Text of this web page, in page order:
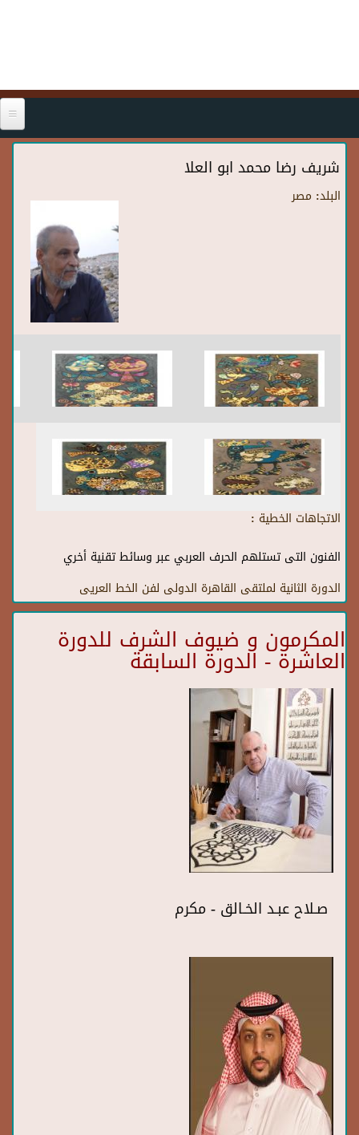
شريف رضا محمد ابو العلا
البلد: مصر
الاتجاهات الخطية :
الفنون التى تستلهم الحرف العربي عبر وسائط تقنية أخري
الدورة الثانية لملتقى القاهرة الدولى لفن الخط العريى
المكرمون و ضيوف الشرف للدورة
العاشرة - الدورة السابقة
صـلاح عبـد الخـالق - مكرم